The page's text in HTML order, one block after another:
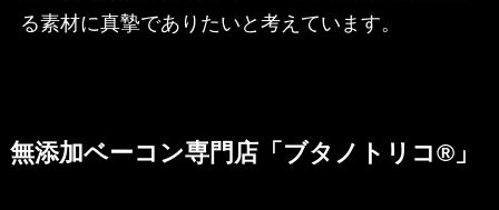
る素材に真摯でありたいと考えています。
無添加ベーコン専門店「ブタノトリコ®」